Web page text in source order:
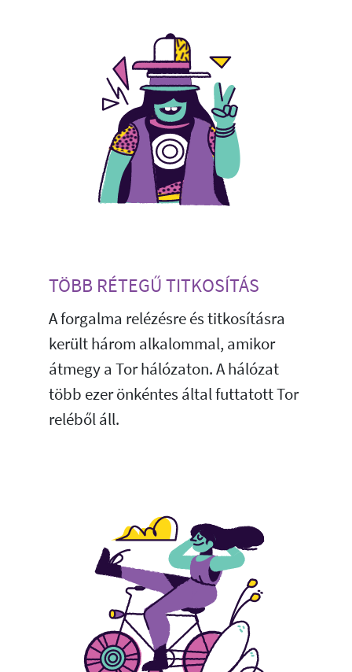
TÖBB RÉTEGŰ TITKOSÍTÁS
A forgalma relézésre és titkosításra
került három alkalommal, amikor
átmegy a Tor hálózaton. A hálózat
több ezer önkéntes által futtatott Tor
reléből áll.